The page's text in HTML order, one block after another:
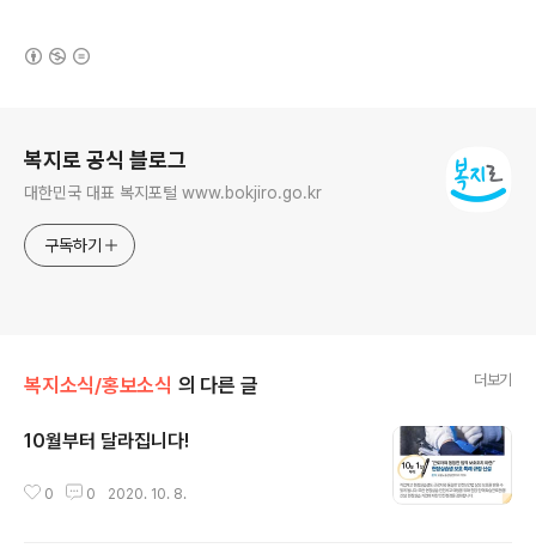
복지로 공식 블로그
대한민국 대표 복지포털 www.bokjiro.go.kr
구독하기
복지소식/홍보소식 의 다른 글 더보기
10월부터 달라집니다!
0 0 2020. 10. 8.